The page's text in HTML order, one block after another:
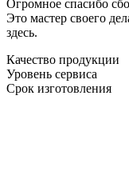
Огромное спасибо
Это мастер своего
здесь.
Качество продукции
Уровень сервиса
Срок изготовления